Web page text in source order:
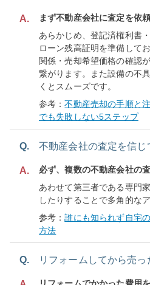
A.
まず不動産会社に査定を依頼
あらかじめ、登記済権利書
ローン残高証明を準備して
関係・売却希望価格の確認
繋がります。また設備の不
くとスムーズです。
参考：不動産売却の手順と
でも失敗しない5ステップ
Q. 不動産会社の査定を信
A.
必ず、複数の不動産会社の
あわせて第三者である専門
したりすることで多角的な
参考：誰にも知られず自宅
方法
Q. リフォームしてから売っ